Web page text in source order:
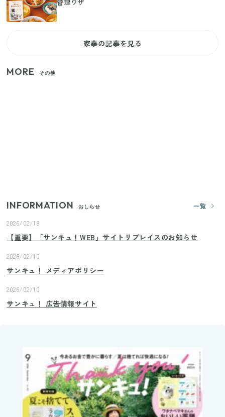
管理ワザ
家事の記事を見る
MORE その他
INFORMATION おしらせ
一覧
2026/02/18
【重要】「サンキュ！WEB」サイトリプレイスのお知らせ
2026/02/10
サンキュ！ メディアポリシー
2026/02/10
サンキュ！ 広告情報サイト